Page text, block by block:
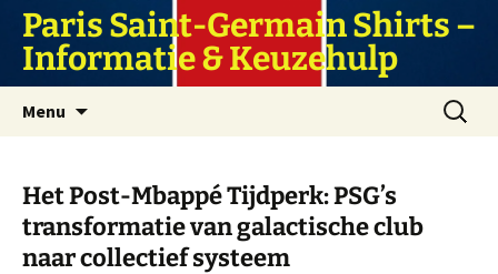
naar
inhoud
Paris Saint-Germain Shirts –
Informatie & Keuzehulp
Menu
Zoeken
naar:
Het Post-Mbappé Tijdperk: PSG’s
transformatie van galactische club
naar collectief systeem